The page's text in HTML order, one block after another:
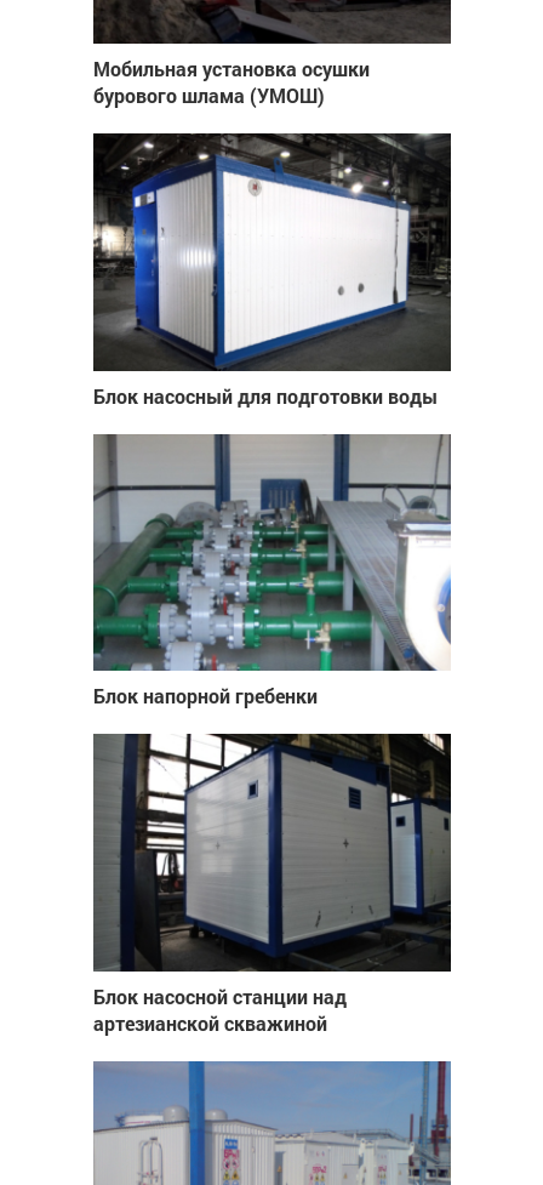
Мобильная установка осушки
бурового шлама (УМОШ)
Блок насосный для подготовки воды
Блок напорной гребенки
Блок насосной станции над
артезианской скважиной